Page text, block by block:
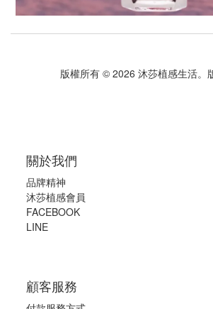
版權所有 © 2026 沐莎植感生活。
關於我們
品牌精神
沐莎植感會員
FACEBOOK
LINE
顧客服務